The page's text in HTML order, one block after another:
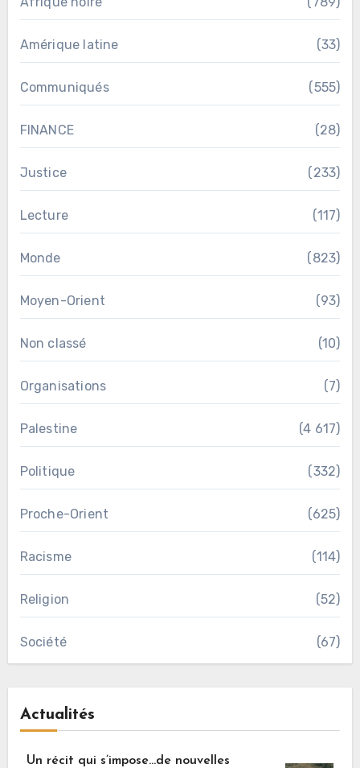
Amérique latine (33)
Communiqués (555)
FINANCE (28)
Justice (233)
Lecture (117)
Monde (823)
Moyen-Orient (93)
Non classé (10)
Organisations (7)
Palestine (4 617)
Politique (332)
Proche-Orient (625)
Racisme (114)
Religion (52)
Société (67)
Actualités
Un récit qui s’impose…de nouvelles